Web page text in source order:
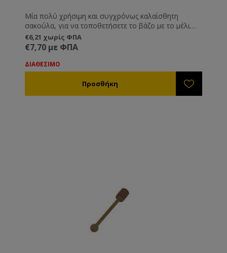
Μία πολύ χρήσιμη και συγχρόνως καλαίσθητη
σακούλα, για να τοποθετήσετε το βάζο με το μέλι
που διαθέτετε στους πελάτες σας.
€6,21 χωρίς ΦΠΑ
€7,70 με ΦΠΑ
ΔΙΑΘΕΣΙΜΟ